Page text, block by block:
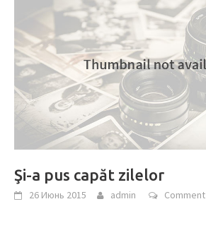
Şi-a pus capăt zilelor
26 Июнь 2015 admin Comment